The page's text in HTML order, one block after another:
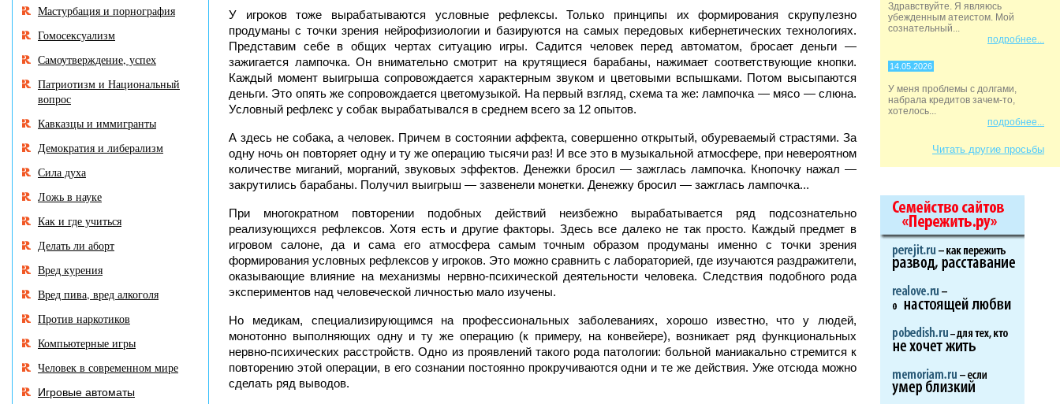
У игроков тоже вырабатываются условные рефлексы. Только принципы их формирования скрупулезно
продуманы с точки зрения нейрофизиологии и базируются на самых передовых кибернетических технологиях.
Представим себе в общих чертах ситуацию игры. Садится человек перед автоматом, бросает деньги —
зажигается лампочка. Он внимательно смотрит на крутящиеся барабаны, нажимает соответствующие кнопки.
Каждый момент выигрыша сопровождается характерным звуком и цветовыми вспышками. Потом высыпаются
деньги. Это опять же сопровождается цветомузыкой. На первый взгляд, схема та же: лампочка — мясо — слюна.
Условный рефлекс у собак вырабатывался в среднем всего за 12 опытов.
А здесь не собака, а человек. Причем в состоянии аффекта, совершенно открытый, обуреваемый страстями. За
одну ночь он повторяет одну и ту же операцию тысячи раз! И все это в музыкальной атмосфере, при невероятном
количестве миганий, морганий, звуковых эффектов. Денежки бросил — зажглась лампочка. Кнопочку нажал —
закрутились барабаны. Получил выигрыш — зазвенели монетки. Денежку бросил — зажглась лампочка...
При многократном повторении подобных действий неизбежно вырабатывается ряд подсознательно
реализующихся рефлексов. Хотя есть и другие факторы. Здесь все далеко не так просто. Каждый предмет в
игровом салоне, да и сама его атмосфера самым точным образом продуманы именно с точки зрения
формирования условных рефлексов у игроков. Это можно сравнить с лабораторией, где изучаются раздражители,
оказывающие влияние на механизмы нервно-психической деятельности человека. Следствия подобного рода
экспериментов над человеческой личностью мало изучены.
Но медикам, специализирующимся на профессиональных заболеваниях, хорошо известно, что у людей,
монотонно выполняющих одну и ту же операцию (к примеру, на конвейере), возникает ряд функциональных
нервно-психических расстройств. Одно из проявлений такого рода патологии: больной маниакально стремится к
повторению этой операции, в его сознании постоянно прокручиваются одни и те же действия. Уже отсюда можно
сделать ряд выводов.
Мастурбация и порнография
Гомосексуализм
Самоутверждение, успех
Патриотизм и Национальный
вопрос
Кавказцы и иммигранты
Демократия и либерализм
Сила духа
Ложь в науке
Как и где учиться
Делать ли аборт
Вред курения
Вред пива, вред алкоголя
Против наркотиков
Компьютерные игры
Человек в современном мире
Игровые автоматы
Здравствуйте. Я являюсь
убежденным атеистом. Мой
сознательный...
подробнее...
14.05.2026
У меня проблемы с долгами,
набрала кредитов зачем-то,
хотелось...
подробнее...
Читать другие просьбы